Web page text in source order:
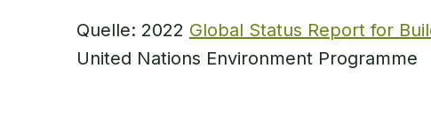
Quelle: 2022 Global Status Report for
United Nations Environment Programme